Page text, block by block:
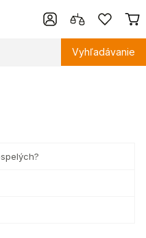
Vyhľadávanie